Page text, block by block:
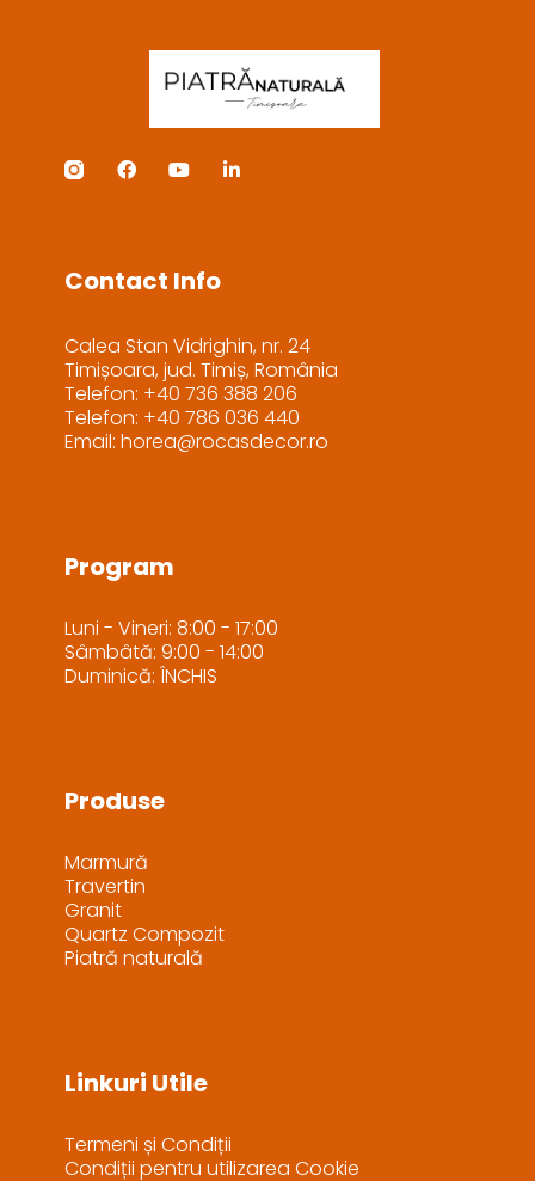
Contact Info
Calea Stan Vidrighin, nr. 24
Timișoara, jud. Timiș, România
Telefon: +40 736 388 206
Telefon: +40 786 036 440
Email: horea@rocasdecor.ro
Program
Luni - Vineri: 8:00 - 17:00
Sâmbâtă: 9:00 - 14:00
Duminică: ÎNCHIS
Produse
Marmură
Travertin
Granit
Quartz Compozit
Piatră naturală
Linkuri Utile
Termeni și Condiții
Condiții pentru utilizarea Cookie